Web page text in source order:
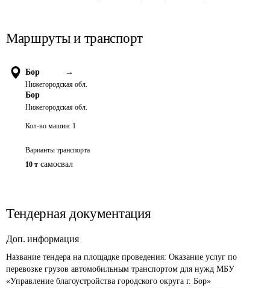
Маршруты и транспорт
Бор →
Нижегородская обл.
Бор
Нижегородская обл.
Кол-во машин: 1
Варианты транспорта
10 т самосвал
Тендерная документация
Доп. информация
Название тендера на площадке проведения: Оказание услуг по
перевозке грузов автомобильным транспортом для нужд МБУ
«Управление благоустройства городского округа г. Бор»